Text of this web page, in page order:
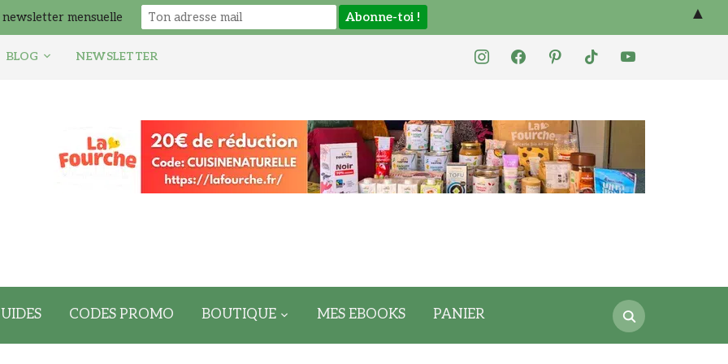
instagramfacebookpinteresttiktok youtube
BLOG NEWSLETTER
Search
for:
CODES PROMO BOUTIQUE MES EBOOKS PANIER
newsletter mensuelle ▲